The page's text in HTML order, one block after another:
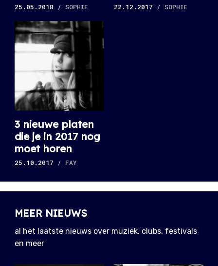
25.05.2018 / SOPHIE 22.12.2017 / SOPHIE
3 nieuwe platen
die je in 2017 nog
moet horen
25.10.2017 / FAY
MEER NIEUWS
al het laatste nieuws over muziek, clubs, festivals
en meer